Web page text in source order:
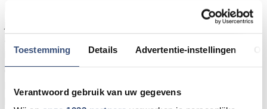
Toestemming Details Advertentie-instellingen
Verantwoord gebruik van uw gegevens
Natuurmonumenten dat alle kinderen van 0 tot 12
jaar de natuur laat ontdekken. Met OERRR beleef je
hoe je de natuur en de dieren kunt helpen. Tijdens
de Paasexpeditie gaan de kinderen op zoek naar
luisteren naar de verschillende vogelgeluiden en